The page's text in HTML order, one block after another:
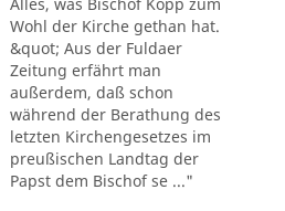
Wohl der Kirche gethan hat.
&quot; Aus der Fuldaer
Zeitung erfährt man
außerdem, daß schon
während der Berathung des
letzten Kirchengesetzes im
preußischen Landtag der
Papst dem Bischof se ..."